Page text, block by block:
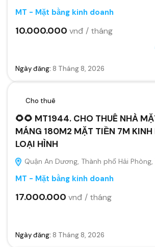
MT - Mặt bằng kinh doanh
10.000.000 vnđ / tháng
Ngày đăng: 8 Tháng 8, 2026
Cho thuê
🌻🌻 MT1944. CHO THUÊ NHÀ
MÁNG 180M2 MẶT TIỀN 7M KINH
LOẠI HÌNH
Quận An Dương, Thành phố Hải
MT - Mặt bằng kinh doanh
17.000.000 vnđ / tháng
Ngày đăng: 8 Tháng 8, 2026